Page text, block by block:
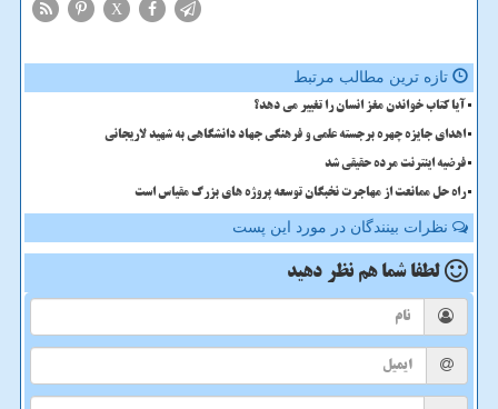
X
تازه ترین مطالب مرتبط
آیا کتاب خواندن مغز انسان را تغییر می دهد؟
اهدای جایزه چهره برجسته علمی و فرهنگی جهاد دانشگاهی به شهید لاریجانی
فرضیه اینترنت مرده حقیقی شد
راه حل ممانعت از مهاجرت نخبگان توسعه پروژه های بزرگ مقیاس است
نظرات بینندگان در مورد این پست
لطفا شما هم نظر دهید